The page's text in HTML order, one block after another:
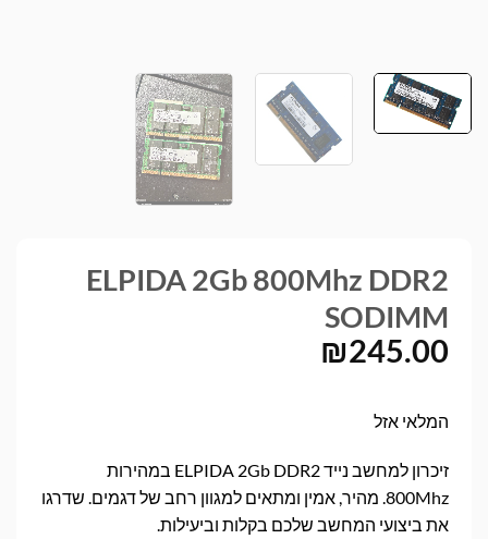
ELPIDA 2Gb 800Mhz DDR2
SODIMM
₪245.00
המלאי אזל
זיכרון למחשב נייד ELPIDA 2Gb DDR2 במהירות
800Mhz. מהיר, אמין ומתאים למגוון רחב של דגמים. שדרגו
את ביצועי המחשב שלכם בקלות וביעילות.